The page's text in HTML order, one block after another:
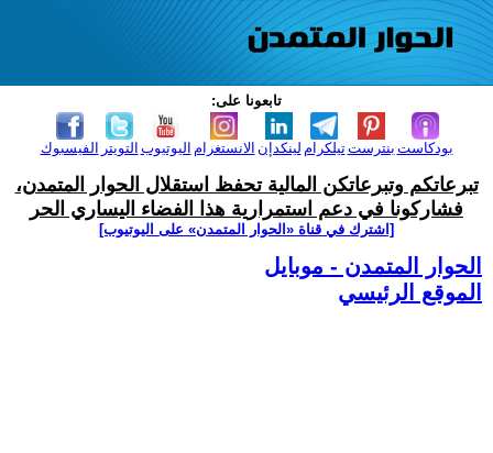
تابعونا على:
الفيسبوك التويتر اليوتيوب الانستغرام لينكدإن تيلكرامبنترست بودكاست
تبرعاتكم وتبرعاتكن المالية تحفظ استقلال الحوار المتمدن،
فشاركونا في دعم استمرارية هذا الفضاء اليساري الحر
[اشترك في قناة ‫«الحوار المتمدن» على اليوتيوب]
الحوار المتمدن - موبايل
الموقع الرئيسي